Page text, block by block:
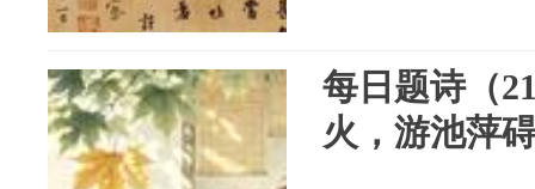
每日题诗（
火，游池萍